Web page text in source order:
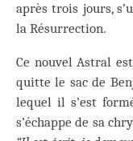
après trois jours,
la Résurrection.
Ce nouvel Astral
quitte le sac de
lequel il s’est
s’échappe de sa